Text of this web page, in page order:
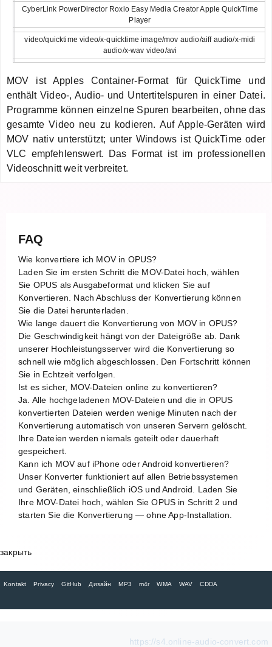
CyberLink PowerDirector Roxio Easy Media Creator Apple QuickTime
Player
video/quicktime video/x-quicktime image/mov audio/aiff audio/x-midi
audio/x-wav video/avi
MOV ist Apples Container-Format für QuickTime und
enthält Video-, Audio- und Untertitelspuren in einer Datei.
Programme können einzelne Spuren bearbeiten, ohne das
gesamte Video neu zu kodieren. Auf Apple-Geräten wird
MOV nativ unterstützt; unter Windows ist QuickTime oder
VLC empfehlenswert. Das Format ist im professionellen
Videoschnitt weit verbreitet.
FAQ
Wie konvertiere ich MOV in OPUS?
Laden Sie im ersten Schritt die MOV-Datei hoch, wählen
Sie OPUS als Ausgabeformat und klicken Sie auf
Konvertieren. Nach Abschluss der Konvertierung können
Sie die Datei herunterladen.
Wie lange dauert die Konvertierung von MOV in OPUS?
Die Geschwindigkeit hängt von der Dateigröße ab. Dank
unserer Hochleistungsserver wird die Konvertierung so
schnell wie möglich abgeschlossen. Den Fortschritt können
Sie in Echtzeit verfolgen.
Ist es sicher, MOV-Dateien online zu konvertieren?
Ja. Alle hochgeladenen MOV-Dateien und die in OPUS
konvertierten Dateien werden wenige Minuten nach der
Konvertierung automatisch von unseren Servern gelöscht.
Ihre Dateien werden niemals geteilt oder dauerhaft
gespeichert.
Kann ich MOV auf iPhone oder Android konvertieren?
Unser Konverter funktioniert auf allen Betriebssystemen
und Geräten, einschließlich iOS und Android. Laden Sie
Ihre MOV-Datei hoch, wählen Sie OPUS in Schritt 2 und
starten Sie die Konvertierung — ohne App-Installation.
закрыть
Kontakt Privacy GitHub Дизайн MP3 m4r WMA WAV CDDA
https://s4.online-audio-convert.com